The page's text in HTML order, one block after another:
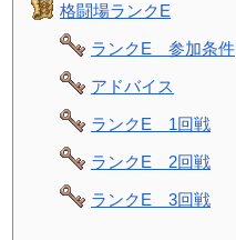
格闘場ランクE
ランクE 参加条件
アドバイス
ランクE 1回戦
ランクE 2回戦
ランクE 3回戦